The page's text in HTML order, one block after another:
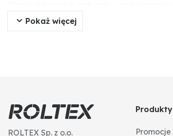
Wersja: wersja 5
D (mm): 75
Pokaż więcej
ROLTEX Sp. z o.o.
Produkty
Promocje